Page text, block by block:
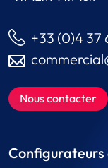
+33 (0)4 37
Nous contacter
Configurateurs